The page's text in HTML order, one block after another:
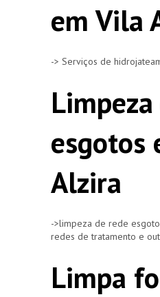
em Vila
-> Serviços de
esgotos
Alzira
->limpeza de rede
redes de tratamento e
Limpa